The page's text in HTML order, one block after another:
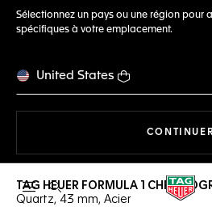
Sélectionnez un pays ou une région pour
spécifiques à votre emplacement.
United States
Ouvrir la barre de recherche
TAG HEUER FORMULA 1
Quartz, 43 mm, Acier